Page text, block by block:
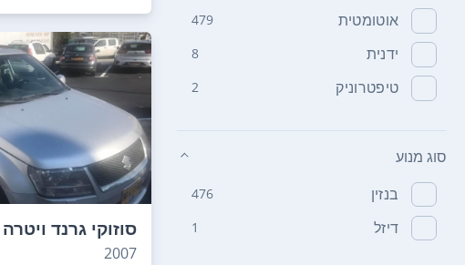
אוטומטית 479
ידנית 8
טיפטרוניק 2
סוג מנוע
בנזין 476
דיזל 1 סוזוקי גרנד ויטרה
2007